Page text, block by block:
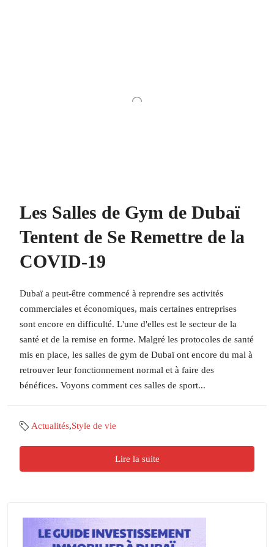
Les Salles de Gym de Dubaï
Tentent de Se Remettre de la
COVID-19
Dubaï a peut-être commencé à reprendre ses activités
commerciales et économiques, mais certaines entreprises
sont encore en difficulté. L'une d'elles est le secteur de la
santé et de la remise en forme. Malgré les protocoles de santé
mis en place, les salles de gym de Dubaï ont encore du mal à
retrouver leur fonctionnement normal et à faire des
bénéfices. Voyons comment ces salles de sport...
Actualités,Style de vie
Lire la suite